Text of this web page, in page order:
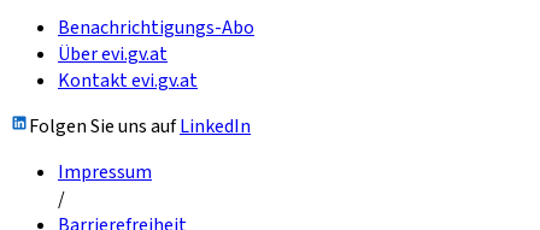
Benachrichtigungs-Abo
Über evi.gv.at
Kontakt evi.gv.at
Folgen Sie uns aufLinkedIn
Impressum
/